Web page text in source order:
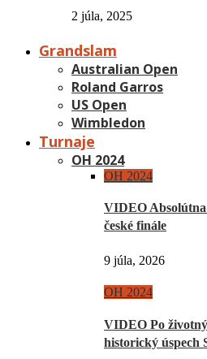
2 júla, 2025
Grandslam
Australian Open
Roland Garros
US Open
Wimbledon
Turnaje
OH 2024
OH 2024
VIDEO
české finále
9 júla, 2026
OH 2024
VIDEO Po
historický úspech